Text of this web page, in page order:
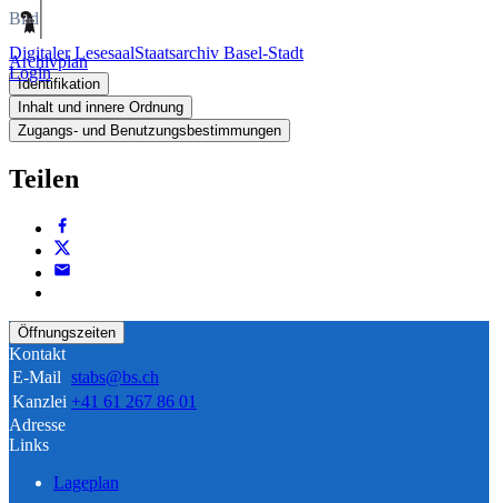
Digitaler LesesaalStaatsarchiv Basel-Stadt
Login
Bild
Archivplan
Identifikation
Inhalt und innere Ordnung
Zugangs- und Benutzungsbestimmungen
Teilen
Öffnungszeiten
Kontakt
E-Mail stabs@bs.ch
Kanzlei +41 61 267 86 01
Adresse
Links
Lageplan